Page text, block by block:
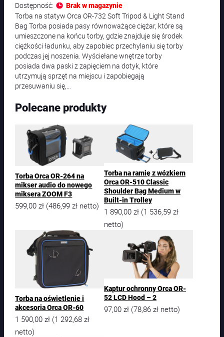
Dostępność:
Brak w magazynie
Torba na statyw Orca OR-732 Soft Tripod & Light Stand
Bag Torba posiada pasy równoważące ciężar, które są
umieszczone na końcu torby, gdzie znajduje się środek
ciężkości ładunku, aby zapobiec przechylaniu się torby
podczas jej noszenia. Wyściełane wnętrze torby
posiada dwa paski z zapięciem na dotyk, które
utrzymują sprzęt na miejscu i zapobiegają
przesuwaniu się,…
Polecane produkty
Torba Orca OR-264 na
mikser audio do nowego
miksera ZOOM F3
599,00zł (486,99zł netto)
Torba na ramię z wózkiem
Orca OR-510 Classic
Shoulder Bag Medium w
Built-in Trolley
1 890,00 zł (1 536,59 zł
netto)
Torba na oświetlenie i
akcesoria Orca OR-60
1 590,00zł (1 292,68zł
netto)
Kaptur ochronny Orca OR-
52 LCD Hood – 2
97,00 zł (78,86 zł netto)